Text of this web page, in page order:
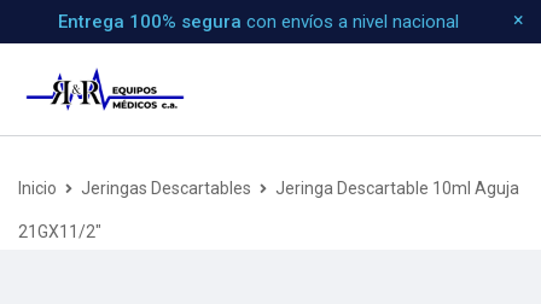
Entrega 100% segura con envíos a nivel nacional
Inicio Jeringas Descartables Jeringa Descartable 10ml Aguja
21GX11/2″